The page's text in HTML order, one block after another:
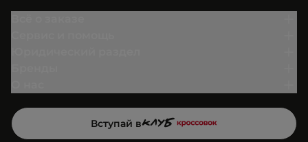
Вступай в